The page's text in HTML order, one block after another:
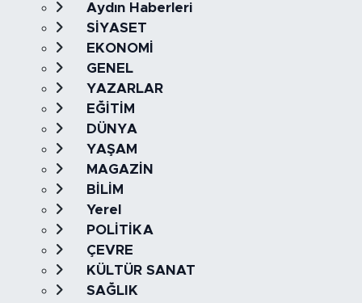
Aydın Haberleri
SİYASET
EKONOMİ
GENEL
YAZARLAR
EĞİTİM
DÜNYA
YAŞAM
MAGAZİN
BİLİM
Yerel
POLİTİKA
ÇEVRE
KÜLTÜR SANAT
SAĞLIK